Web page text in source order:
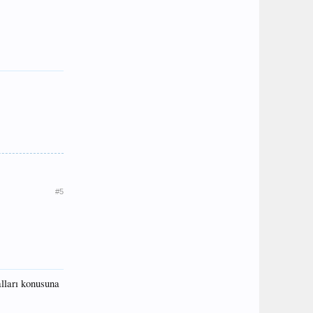
#5
konusuna